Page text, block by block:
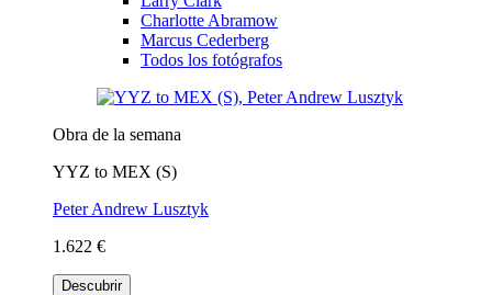
Charlotte Abramow
Marcus Cederberg
Todos los fotógrafos
Obra de la semana
YYZ to MEX (S)
Peter Andrew Lusztyk
1.622 €
Descubrir